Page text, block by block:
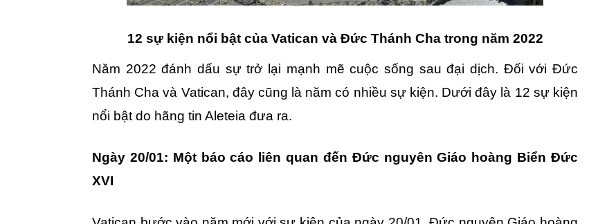
12 sự kiện nổi bật của Vatican và Đức Thánh Cha trong năm 2022
Năm 2022 đánh dấu sự trở lại mạnh mẽ cuộc sống sau đại dịch. Đối với Đức
Thánh Cha và Vatican, đây cũng là năm có nhiều sự kiện. Dưới đây là 12 sự kiện
nổi bật do hãng tin Aleteia đưa ra.
Ngày 20/01: Một báo cáo liên quan đến Đức nguyên Giáo hoàng Biển Đức
XVI